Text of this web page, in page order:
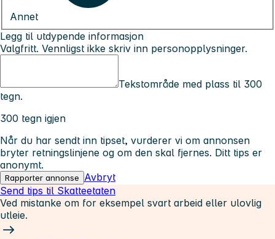
Annet
Legg til utdypende informasjon
Valgfritt. Vennligst ikke skriv inn personopplysninger.
Tekstområde med plass til 300
tegn.
300 tegn igjen
Når du har sendt inn tipset, vurderer vi om annonsen
bryter retningslinjene og om den skal fjernes. Ditt tips er
anonymt.
Rapporter annonse
Avbryt
Send tips til Skatteetaten
Ved mistanke om for eksempel svart arbeid eller ulovlig
utleie.